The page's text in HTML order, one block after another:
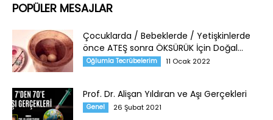
POPÜLER MESAJLAR
Çocuklarda / Bebeklerde / Yetişkinlerde
önce ATEŞ sonra ÖKSÜRÜK İçin Doğal...
Oğlumla Tecrübelerim 11 Ocak 2022
Prof. Dr. Alişan Yıldıran ve Aşı Gerçekleri
Genel 26 Şubat 2021